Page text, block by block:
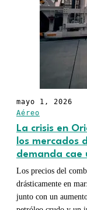
mayo 1, 2026
Aéreo
La crisis en
los mercados
demanda cae
Los precios del
drásticamente en
junto con un